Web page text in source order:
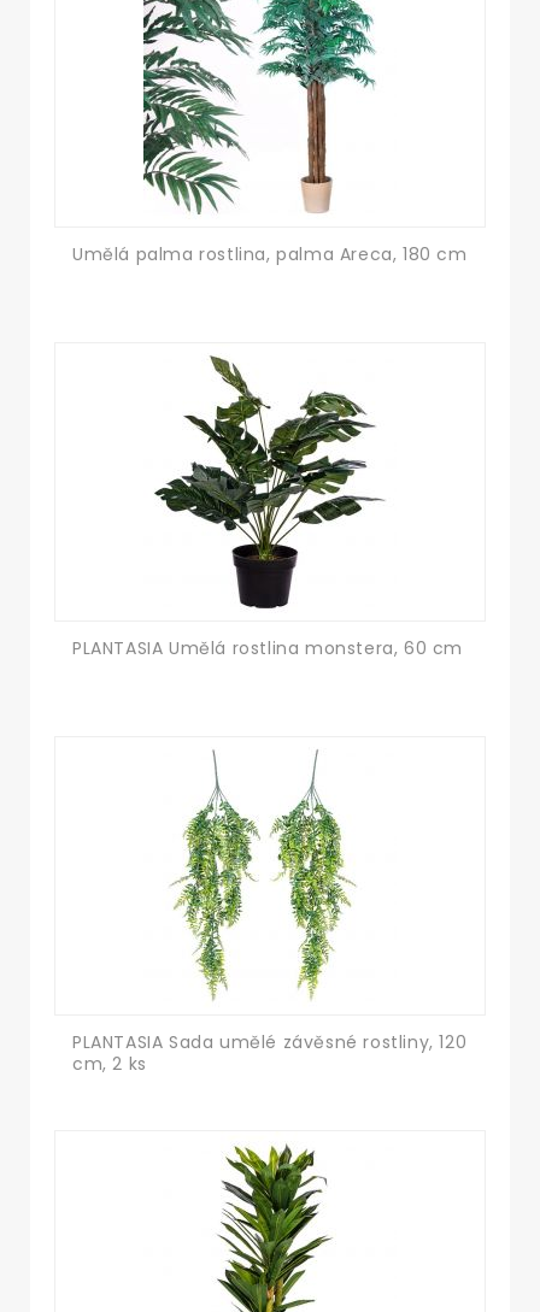
Umělá palma rostlina, palma Areca, 180 cm
PLANTASIA Umělá rostlina monstera, 60 cm
PLANTASIA Sada umělé závěsné rostliny, 120
cm, 2 ks